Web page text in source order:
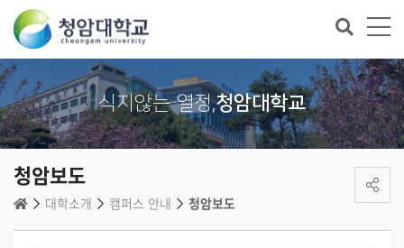
식지않는 열정,청암대학교
청암보도
대학소개 캠퍼스 안내 청암보도